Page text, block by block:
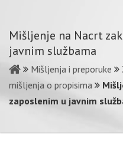
Mišlјenje na Nacrt
javnim službama
Mišljenja i preporuke
mišljenja o propisima
zaposlenim u javnim